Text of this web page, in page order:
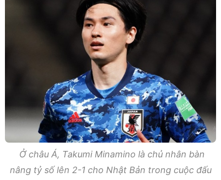
Ở châu Á, Takumi Minamino là chủ nhân bàn
nâng tỷ số lên 2-1 cho Nhật Bản trong cuộc đấu